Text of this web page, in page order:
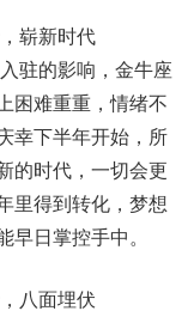
崭新时代
驻的影响，金牛座
困难重重，情绪不
幸下半年开始，所
的时代，一切会更
里得到转化，梦想
早日掌控手中。
八面埋伏